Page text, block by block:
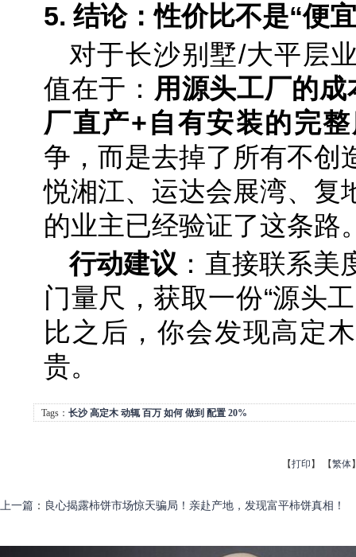
5. 结论：性价比不是“便
对于长沙别墅/大平层
值在于： 用源头工厂的
厂直产+自有安装的完
争，而是去掉了所有不创
悦湘江、运达会展湾、
的业主已经验证了这条路
行动建议 ：直接联系
门量尺，获取一份“源头
比之后，你会发现高定
贵。
Tags： 长沙 高定木 动辄 百万 如何 做到 配置 20%
【打印 】 【繁体
上一篇 ： 良心揭露柿饼市场惊天骗局！亲赴产地，发现富平柿饼真相！